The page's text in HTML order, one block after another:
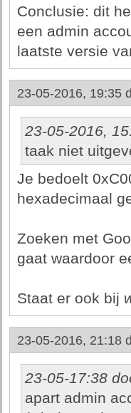
Conclusie: dit
een admin
laatste versie
23-05-2016, 19:35
23-05-2016,
taak niet
Je bedoelt
hexadecimaal
Zoeken met
gaat waardoor
Staat er ook bij
23-05-2016, 21:18
23-05-17:38
apart admin